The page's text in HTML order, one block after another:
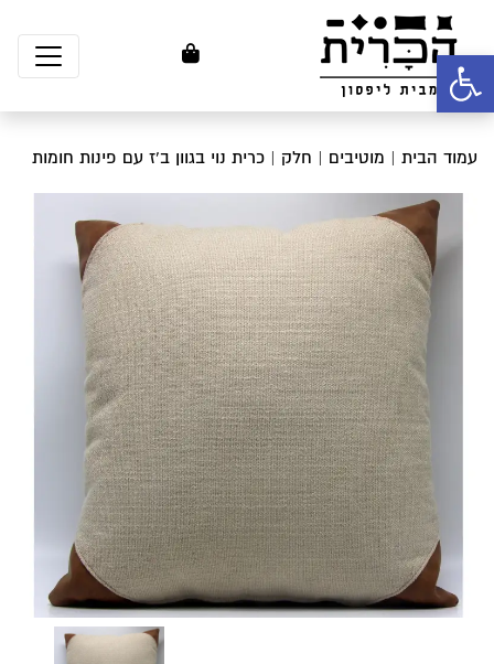
פתח סרגל נגישות
עמוד הבית | מוטיבים | חלק | כרית נוי בגוון ב’ז עם פינות חומות